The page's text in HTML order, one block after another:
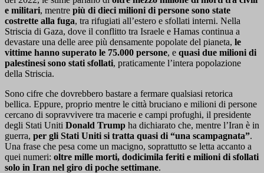
e militari, mentre più di dieci milioni di persone sono state
costrette alla fuga, tra rifugiati all’estero e sfollati interni. Nella
Striscia di Gaza, dove il conflitto tra Israele e Hamas continua a
devastare una delle aree più densamente popolate del pianeta, le
vittime hanno superato le 75.000 persone, e quasi due milioni di
palestinesi sono stati sfollati, praticamente l’intera popolazione
della Striscia.
Sono cifre che dovrebbero bastare a fermare qualsiasi retorica
bellica. Eppure, proprio mentre le città bruciano e milioni di persone
cercano di sopravvivere tra macerie e campi profughi, il presidente
degli Stati Uniti Donald Trump ha dichiarato che, mentre l’Iran è in
guerra, per gli Stati Uniti si tratta quasi di “una scampagnata”.
Una frase che pesa come un macigno, soprattutto se letta accanto a
quei numeri: oltre mille morti, dodicimila feriti e milioni di sfollati
solo in Iran nel giro di poche settimane.